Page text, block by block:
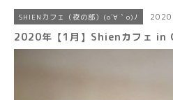
SHIENカフェ（夜の部）(o´∀｀o)ﾉ
2020年【1月】Shienカフェ